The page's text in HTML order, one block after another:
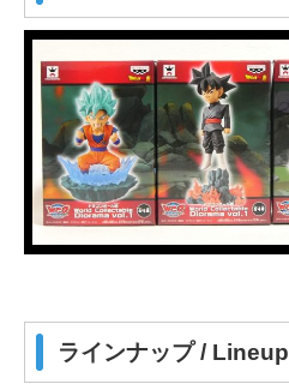
ラインナップ / Lineup